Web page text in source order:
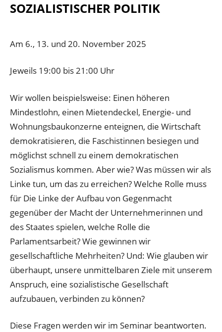
SOZIALISTISCHER POLITIK
Am 6., 13. und 20. November 2025
Jeweils 19:00 bis 21:00 Uhr
Wir wollen beispielsweise: Einen höheren
Mindestlohn, einen Mietendeckel, Energie- und
Wohnungsbaukonzerne enteignen, die Wirtschaft
demokratisieren, die Faschistinnen besiegen und
möglichst schnell zu einem demokratischen
Sozialismus kommen. Aber wie? Was müssen wir als
Linke tun, um das zu erreichen? Welche Rolle muss
für Die Linke der Aufbau von Gegenmacht
gegenüber der Macht der Unternehmerinnen und
des Staates spielen, welche Rolle die
Parlamentsarbeit? Wie gewinnen wir
gesellschaftliche Mehrheiten? Und: Wie glauben wir
überhaupt, unsere unmittelbaren Ziele mit unserem
Anspruch, eine sozialistische Gesellschaft
aufzubauen, verbinden zu können?
Diese Fragen werden wir im Seminar beantworten.